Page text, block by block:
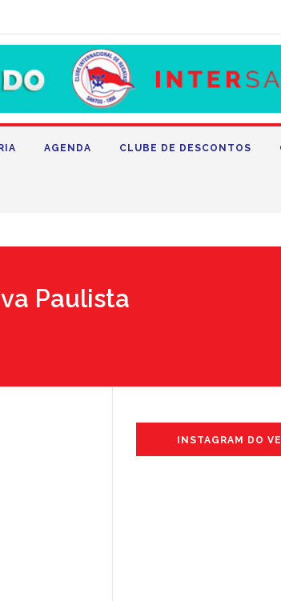
AGENDA CLUBE DE DESCONTOS
Paulista
INSTAGRAM DO